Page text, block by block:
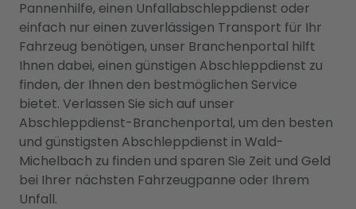
Pannenhilfe, einen Unfallabschleppdienst oder
einfach nur einen zuverlässigen Transport für Ihr
Fahrzeug benötigen, unser Branchenportal hilft
Ihnen dabei, einen günstigen Abschleppdienst zu
finden, der Ihnen den bestmöglichen Service
bietet. Verlassen Sie sich auf unser
Abschleppdienst-Branchenportal, um den besten
und günstigsten Abschleppdienst in Wald-
Michelbach zu finden und sparen Sie Zeit und Geld
bei Ihrer nächsten Fahrzeugpanne oder Ihrem
Unfall.